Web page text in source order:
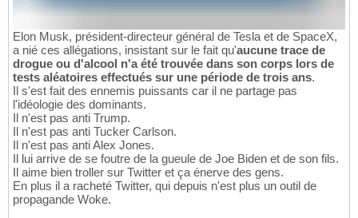
Elon Musk, président-directeur général de Tesla et de SpaceX,
a nié ces allégations, insistant sur le fait qu'aucune trace de
drogue ou d'alcool n'a été trouvée dans son corps lors de
tests aléatoires effectués sur une période de trois ans.
Il s'est fait des ennemis puissants car il ne partage pas
l'idéologie des dominants.
Il n'est pas anti Trump.
Il n'est pas anti Tucker Carlson.
Il n'est pas anti Alex Jones.
Il lui arrive de se foutre de la gueule de Joe Biden et de son fils.
Il aime bien troller sur Twitter et ça énerve des gens.
En plus il a racheté Twitter, qui depuis n'est plus un outil de
propagande Woke.